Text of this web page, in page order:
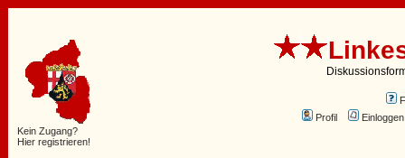
Kein Zugang?
Hier registrieren!
Profil